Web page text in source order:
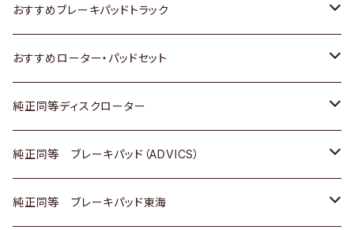
いすゞ
ダイハツ
マツダ
三菱
スバル
日産
いすゞ
ダイハツ
マツダ
三菱
日産
いすゞ
ダイハツ
三菱
日野
ホンダ
スズキ
日産
ダイハツ
マツダ
トヨタ
ホンダ
スズキ
日産
いすゞ
おすすめブレーキパッドトラック
トヨタ
日産
いすゞ
ダイハツ
おすすめローター・パッドセット
トヨタ
ホンダ
スズキ
純正同等ディスクローター
トヨタ
ホンダ
純正同等 ブレーキパッド（ADVICS）
トヨタ
純正同等 ブレーキパッド東海